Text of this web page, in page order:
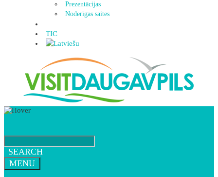
Prezentācijas
Noderīgas saites
TIC
SEARCH
MENU